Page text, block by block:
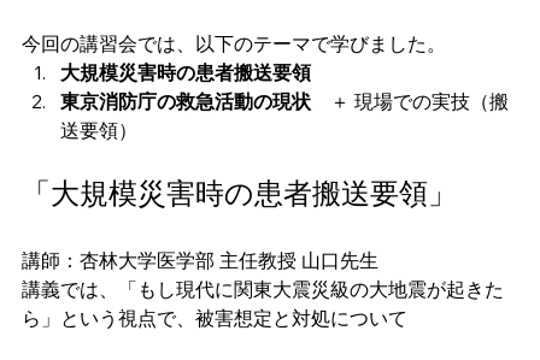
今回の講習会では、以下のテーマで学びました。
大規模災害時の患者搬送要領
東京消防庁の救急活動の現状 ＋ 現場での実技（搬
送要領）
「大規模災害時の患者搬送要領」
講師：杏林大学医学部 主任教授 山口先生
講義では、「もし現代に関東大震災級の大地震が起きた
ら」という視点で、被害想定と対処について